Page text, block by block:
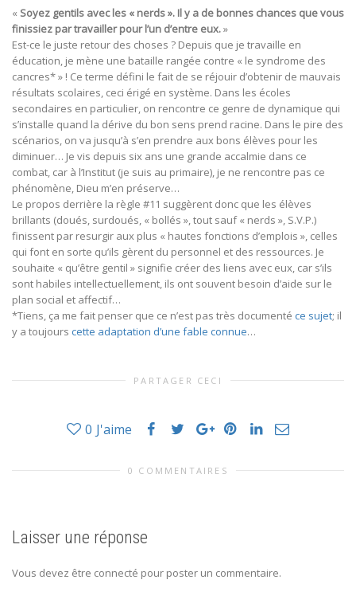
« Soyez gentils avec les « nerds ». Il y a de bonnes chances que vous
finissiez par travailler pour l’un d’entre eux.»
Est-ce le juste retour des choses ? Depuis que je travaille en
éducation, je mène une bataille rangée contre « le syndrome des
cancres* » ! Ce terme défini le fait de se réjouir d’obtenir de mauvais
résultats scolaires, ceci érigé en système. Dans les écoles
secondaires en particulier, on rencontre ce genre de dynamique qui
s’installe quand la dérive du bon sens prend racine. Dans le pire des
scénarios, on va jusqu’à s’en prendre aux bons élèves pour les
diminuer… Je vis depuis six ans une grande accalmie dans ce
combat, car à l’Institut (je suis au primaire), je ne rencontre pas ce
phénomène, Dieu m’en préserve…
Le propos derrière la règle #11 suggèrent donc que les élèves
brillants (doués, surdoués, « bollés », tout sauf « nerds », S.V.P.)
finissent par resurgir aux plus « hautes fonctions d’emplois », celles
qui font en sorte qu’ils gèrent du personnel et des ressources. Je
souhaite « qu’être gentil » signifie créer des liens avec eux, car s’ils
sont habiles intellectuellement, ils ont souvent besoin d’aide sur le
plan social et affectif…
*Tiens, ça me fait penser que ce n’est pas très documenté ce sujet; il
y a toujours cette adaptation d’une fable connue…
PARTAGER CECI
0 J'aime
0 COMMENTAIRES
Laisser une réponse
Vous devez être connecté pour poster un commentaire.